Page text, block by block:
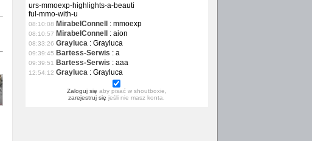
urs-mmoexp-highlights-a-beauti
ful-mmo-with-u
08:10:08 MirabelConnell : mmoexp
08:10:57 MirabelConnell : aion
08:33:26 Grayluca : Grayluca
09:39:45 Bartess-Serwis : a
09:39:51 Bartess-Serwis : aaa
12:54:12 Grayluca : Grayluca
Zaloguj się aby pisać w shoutboxie,
zarejestruj się jeśli nie masz konta.